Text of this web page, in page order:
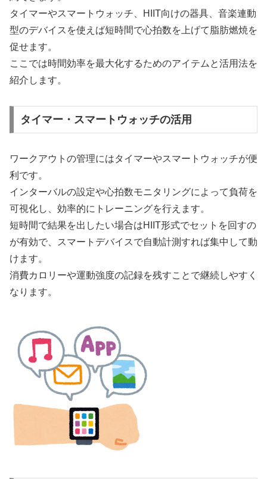
タイマーやスマートウォッチ、HIIT向けの器具、音楽連動
型のデバイスを使えば短時間で心拍数を上げて脂肪燃焼を
促せます。
ここでは時間効率を最大化するためのアイテムと活用法を
紹介します。
タイマー・スマートウォッチの活用
ワークアウトの管理にはタイマーやスマートウォッチが便
利です。
インターバルの設定や心拍数モニタリングによって負荷を
可視化し、効率的にトレーニングを行えます。
短時間で結果を出したい場合はHIIT形式でセットを回すの
が有効で、スマートデバイスで自動計測すれば集中して動
けます。
消費カロリーや運動強度の記録を残すことで継続しやすく
なります。